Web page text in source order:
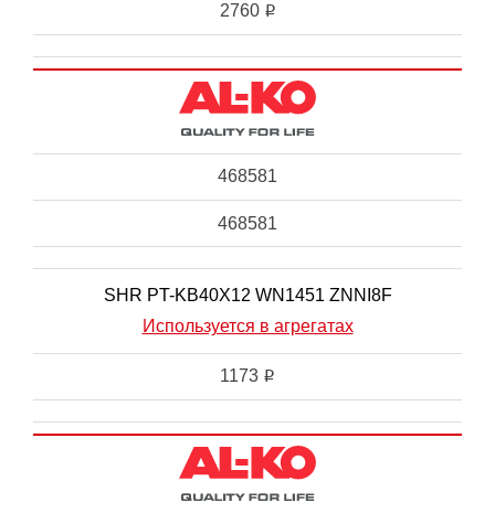
2760 i
468581
468581
SHR PT-KB40X12 WN1451 ZNNI8F
Используется в агрегатах
1173 i